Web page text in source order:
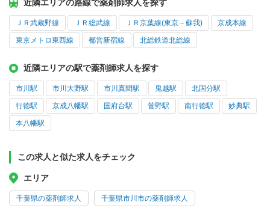
近隣エリアの路線で薬剤師求人を探す
ＪＲ武蔵野線 ＪＲ総武線 ＪＲ京葉線(東京－蘇我) 京成本線
東京メトロ東西線 都営新宿線 北総鉄道北総線
近隣エリアの駅で薬剤師求人を探す
市川駅 市川大野駅 市川真間駅 鬼越駅 北国分駅
行徳駅 京成八幡駅 国府台駅 菅野駅 南行徳駅 妙典駅
本八幡駅
この求人と似た求人をチェック
エリア
千葉県の薬剤師求人 千葉県市川市の薬剤師求人